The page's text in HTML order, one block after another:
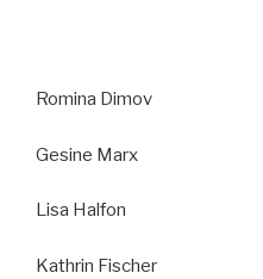
Romina Dimov
Gesine Marx
Lisa Halfon
Kathrin Fischer